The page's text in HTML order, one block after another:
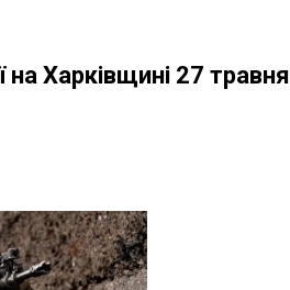
Харківщині 27 травня